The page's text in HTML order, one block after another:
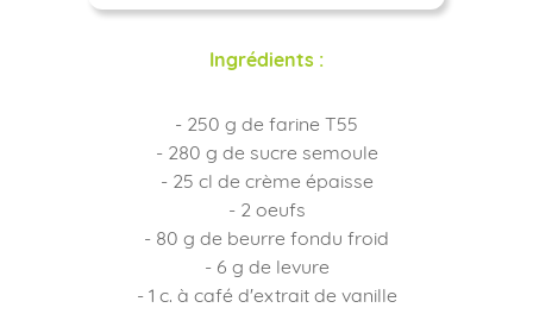
Ingrédients :
- 250 g de farine T55
- 280 g de sucre semoule
- 25 cl de crème épaisse
- 2 oeufs
- 80 g de beurre fondu froid
- 6 g de levure
- 1 c. à café d'extrait de vanille